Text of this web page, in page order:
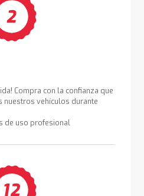
Compra con la confianza que
nuestros vehículos durante
de uso profesional